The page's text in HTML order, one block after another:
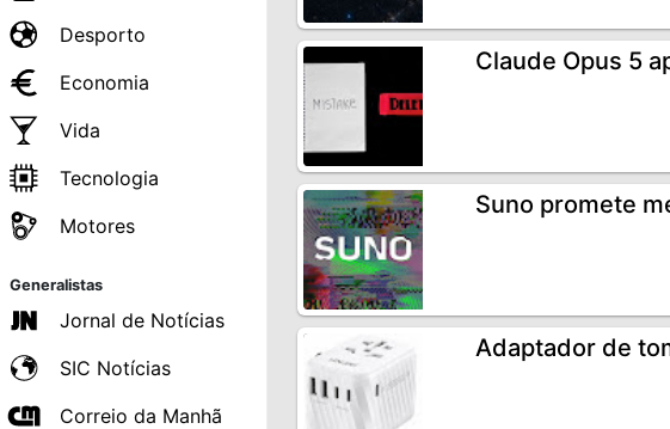
Desporto
Economia
Vida
Tecnologia
Motores
Generalistas
Jornal de Notícias
SIC Notícias
Correio da Manhã
Claude Opus 5
Suno promete
Adaptador de